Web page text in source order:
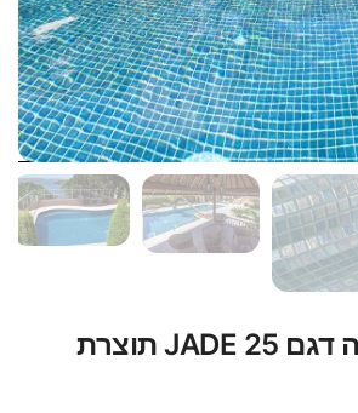
פסיפס לבריכה דגם 25 JADE תוצרת